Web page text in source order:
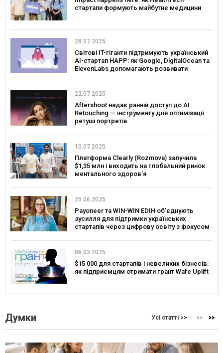
стартапи формують майбутнє медицини
28.07.2025
Світові IT-гіганти підтримують український
AI-стартап HAPP: як Google, DigitalOcean та
ElevenLabs допомагають розвивати
22.07.2025
Aftershoot надає ранній доступ до AI
Retouching — інструменту для оптимізації
ретуші портретів
10.07.2025
Платформа Clearly (Rozmova) залучила
$1,35 млн і виходить на глобальний ринок
ментального здоровʼя
25.06.2025
Payoneer та WIN-WIN EDIH об’єднують
зусилля для підтримки українських
стартапів через цифрову освіту з фокусом
06.03.2025
$15 000 для стартапів і невеликих бізнесів:
як підприємцям отримати грант Wafe Uplift
Думки Усі статті >>